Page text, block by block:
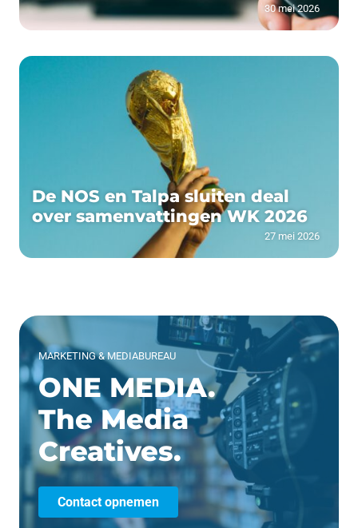
30 mei 2026
De NOS en Talpa sluiten deal
over samenvattingen WK 2026
27 mei 2026
MARKETING & MEDIABUREAU
ONE MEDIA.
The Media
Creatives.
Contact opnemen